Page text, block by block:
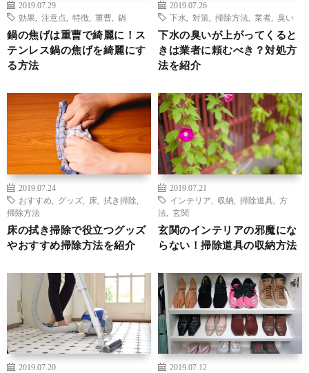
2019.07.29
効果
注意点 特徴 重曹 鍋
鍋の焦げは重曹で綺麗に！ス
テンレス鍋の焦げを綺麗にす
る方法
2019.07.26
下水
対策 掃除方法 業者 臭い
下水の臭いが上がってくると
きは業者に頼むべき？対処方
法を紹介
2019.07.24
おすすめ
グッズ 床 拭き掃除
掃除方法
床の拭き掃除で役立つグッズ
やおすすめ掃除方法を紹介
2019.07.21
インテリア
収納 掃除道具
方
法
玄関
玄関のインテリアの邪魔にな
らない！掃除道具の収納方法
2019.07.20 2019.07.12